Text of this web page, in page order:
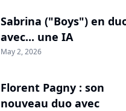
Sabrina ("Boys") en
avec... une IA
May 2, 2026
Florent Pagny : son
nouveau duo avec